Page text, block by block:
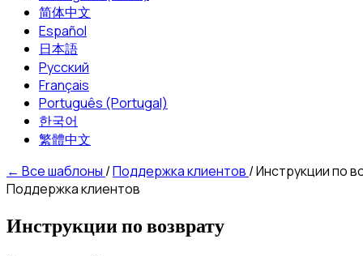
简体中文
Español
日本語
Русский
Français
Português (Portugal)
한국어
繁體中文
← Все шаблоны /Поддержка клиентов /Инструкции по
Поддержка клиентов
Инструкции по возврату